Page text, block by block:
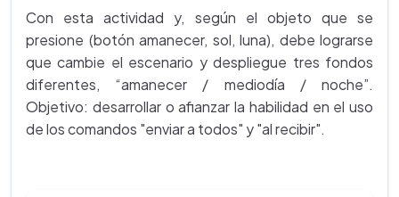
Con esta actividad y, según el objeto que se
presione (botón amanecer, sol, luna), debe lograrse
que cambie el escenario y despliegue tres fondos
diferentes, “amanecer / mediodía / noche”.
Objetivo: desarrollar o afianzar la habilidad en el uso
de los comandos "enviar a todos" y "al recibir".